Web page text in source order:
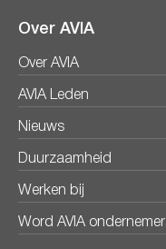
Over AVIA
Over AVIA
AVIA Leden
Nieuws
Duurzaamheid
Werken bij
Word AVIA ondernemer